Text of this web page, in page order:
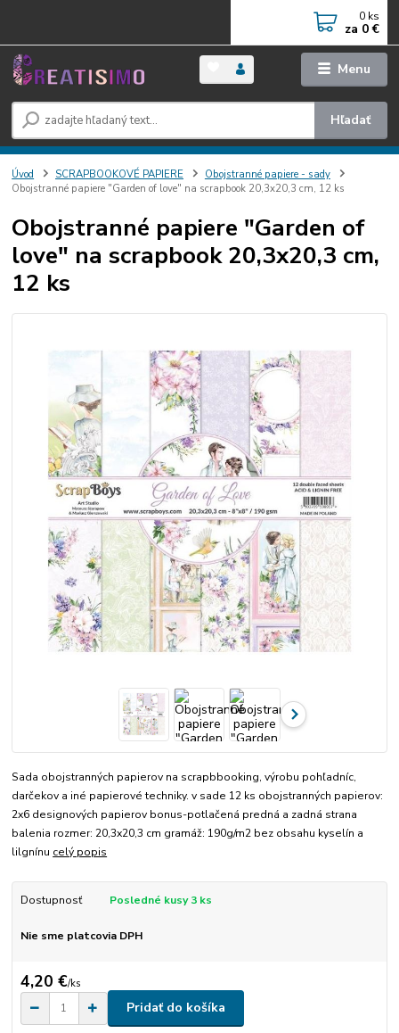
Menu
Hľadať
0 ks
za 0 €
Úvod SCRAPBOOKOVÉ PAPIERE
Obojstranné papiere - sady
Obojstranné papiere "Garden of love" na scrapbook 20,3x20,3 cm, 12 ks
Obojstranné papiere "Garden of
love" na scrapbook 20,3x20,3 cm,
12 ks
Sada obojstranných papierov na scrapbbooking, výrobu pohľadníc,
darčekov a iné papierové techniky. v sade 12 ks obojstranných papierov:
2x6 designových papierov bonus-potlačená predná a zadná strana
balenia rozmer: 20,3x20,3 cm gramáž: 190g/m2 bez obsahu kyselín a
lilgnínu celý popis
Dostupnosť Posledné kusy 3 ks
Nie sme platcovia DPH
4,20 €/ks
Pridať do košíka